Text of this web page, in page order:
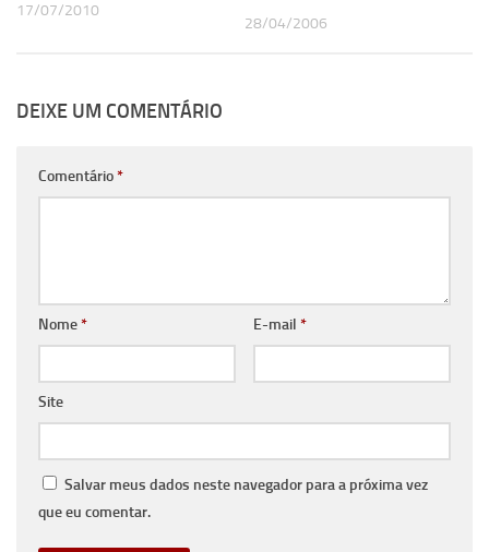
17/07/2010
28/04/2006
DEIXE UM COMENTÁRIO
Comentário*
Nome* E-mail *
Site
Salvar meus dados neste navegador para a próxima vez
que eu comentar.